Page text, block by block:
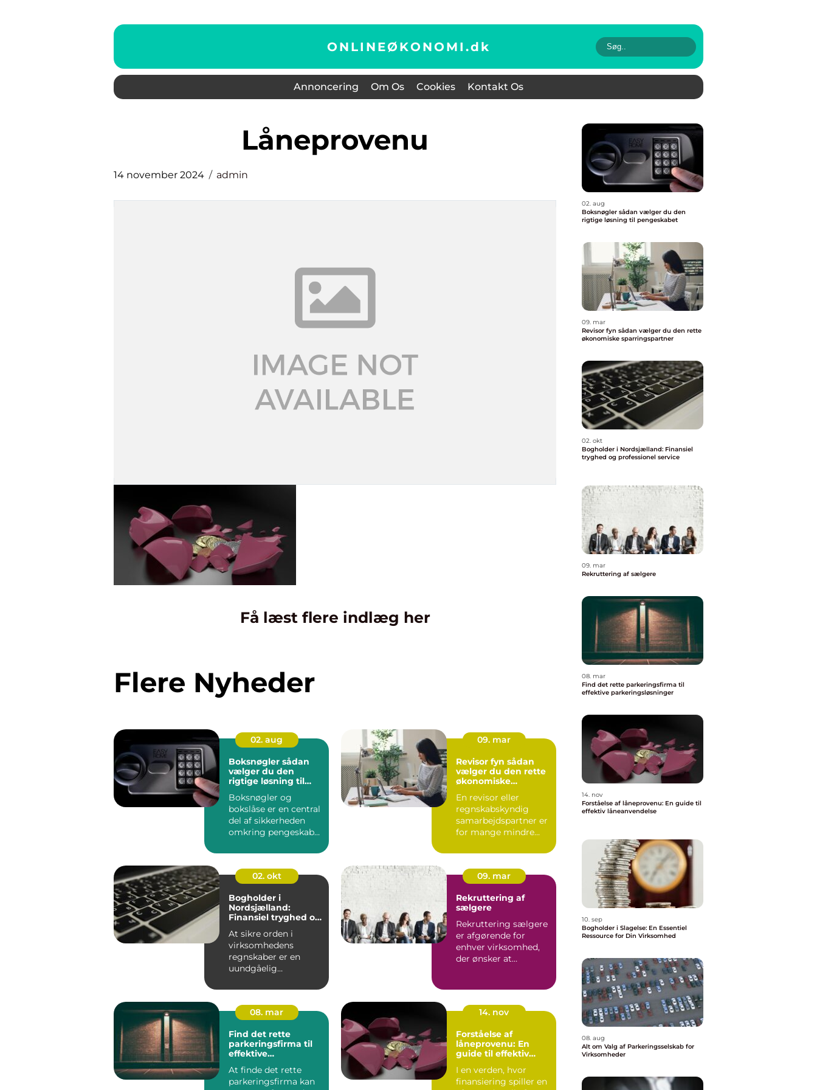
ONLINEØKONOMI.dk
Annoncering Om Os Cookies Kontakt Os
Låneprovenu
14 november 2024 admin
Få læst flere indlæg her
Flere Nyheder
02. aug
Boksnøgler sådan
vælger du den
rigtige løsning til
Boksnøgler og
bokslåse er en central
del af sikkerheden
omkring pengeskabe,
værd...
09. mar
Revisor fyn sådan
vælger du den rette
økonomiske
En revisor eller
regnskabskyndig
samarbejdspartner er
for mange mindre
forskellen på ro...
02. okt
Bogholder i
Nordsjælland:
Finansiel tryghed og
At sikre orden i
virksomhedens
regnskaber er en
uundgåelig
virke uoversk...
09. mar
Rekruttering af
sælgere
Rekruttering sælgere
er afgørende for
enhver virksomhed,
der ønsker at
08. mar
Find det rette
parkeringsfirma til
effektive
At finde det rette
parkeringsfirma kan
14. nov
Forståelse af
låneprovenu: En
guide til effektiv
I en verden, hvor
finansiering spiller en
02. aug
Boksnøgler sådan vælger du den
rigtige løsning til pengeskabet
09. mar
Revisor fyn sådan vælger du den rette
økonomiske sparringspartner
02. okt
Bogholder i Nordsjælland: Finansiel
tryghed og professionel service
09. mar
Rekruttering af sælgere
08. mar
Find det rette parkeringsfirma til
effektive parkeringsløsninger
14. nov
Forståelse af låneprovenu: En guide til
effektiv låneanvendelse
10. sep
Bogholder i Slagelse: En Essentiel
Ressource for Din Virksomhed
08. aug
Alt om Valg af Parkeringsselskab for
Virksomheder